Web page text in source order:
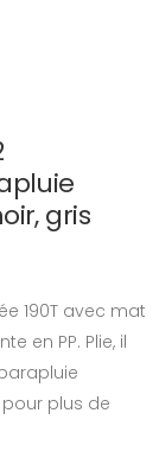
gris
190T avec mat
en PP. Plie, il
plus de